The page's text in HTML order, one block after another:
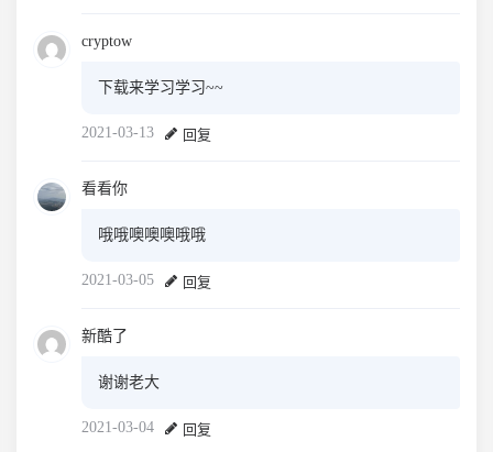
cryptow
下载来学习学习~~
2021-03-13 回复
看看你
哦哦噢噢噢哦哦
2021-03-05 回复
新酷了
谢谢老大
2021-03-04 回复